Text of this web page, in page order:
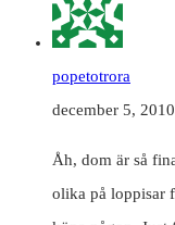
popetotrora
december 5, 2010
Åh, dom är så
olika på loppisar